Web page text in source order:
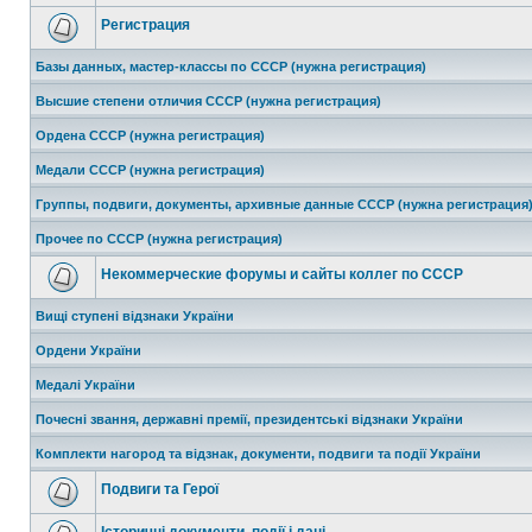
Регистрация
Базы данных, мастер-классы по СССР (нужна регистрация)
Высшие степени отличия СССР (нужна регистрация)
Ордена СССР (нужна регистрация)
Медали СССР (нужна регистрация)
Группы, подвиги, документы, архивные данные СССР (нужна регистрация)
Прочее по СССР (нужна регистрация)
Некоммерческие форумы и сайты коллег по СССР
Вищі ступені відзнаки України
Ордени України
Медалі України
Почесні звання, державні премії, президентські відзнаки України
Комплекти нагород та відзнак, документи, подвиги та події України
Подвиги та Герої